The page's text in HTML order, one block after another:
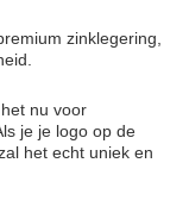
zinklegering,
nu voor
je je logo op de
het echt uniek en